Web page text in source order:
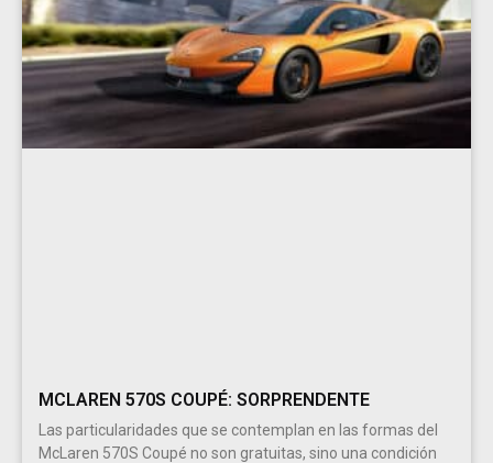
MCLAREN 570S COUPÉ: SORPRENDENTE
Las particularidades que se contemplan en las formas del
McLaren 570S Coupé no son gratuitas, sino una condición